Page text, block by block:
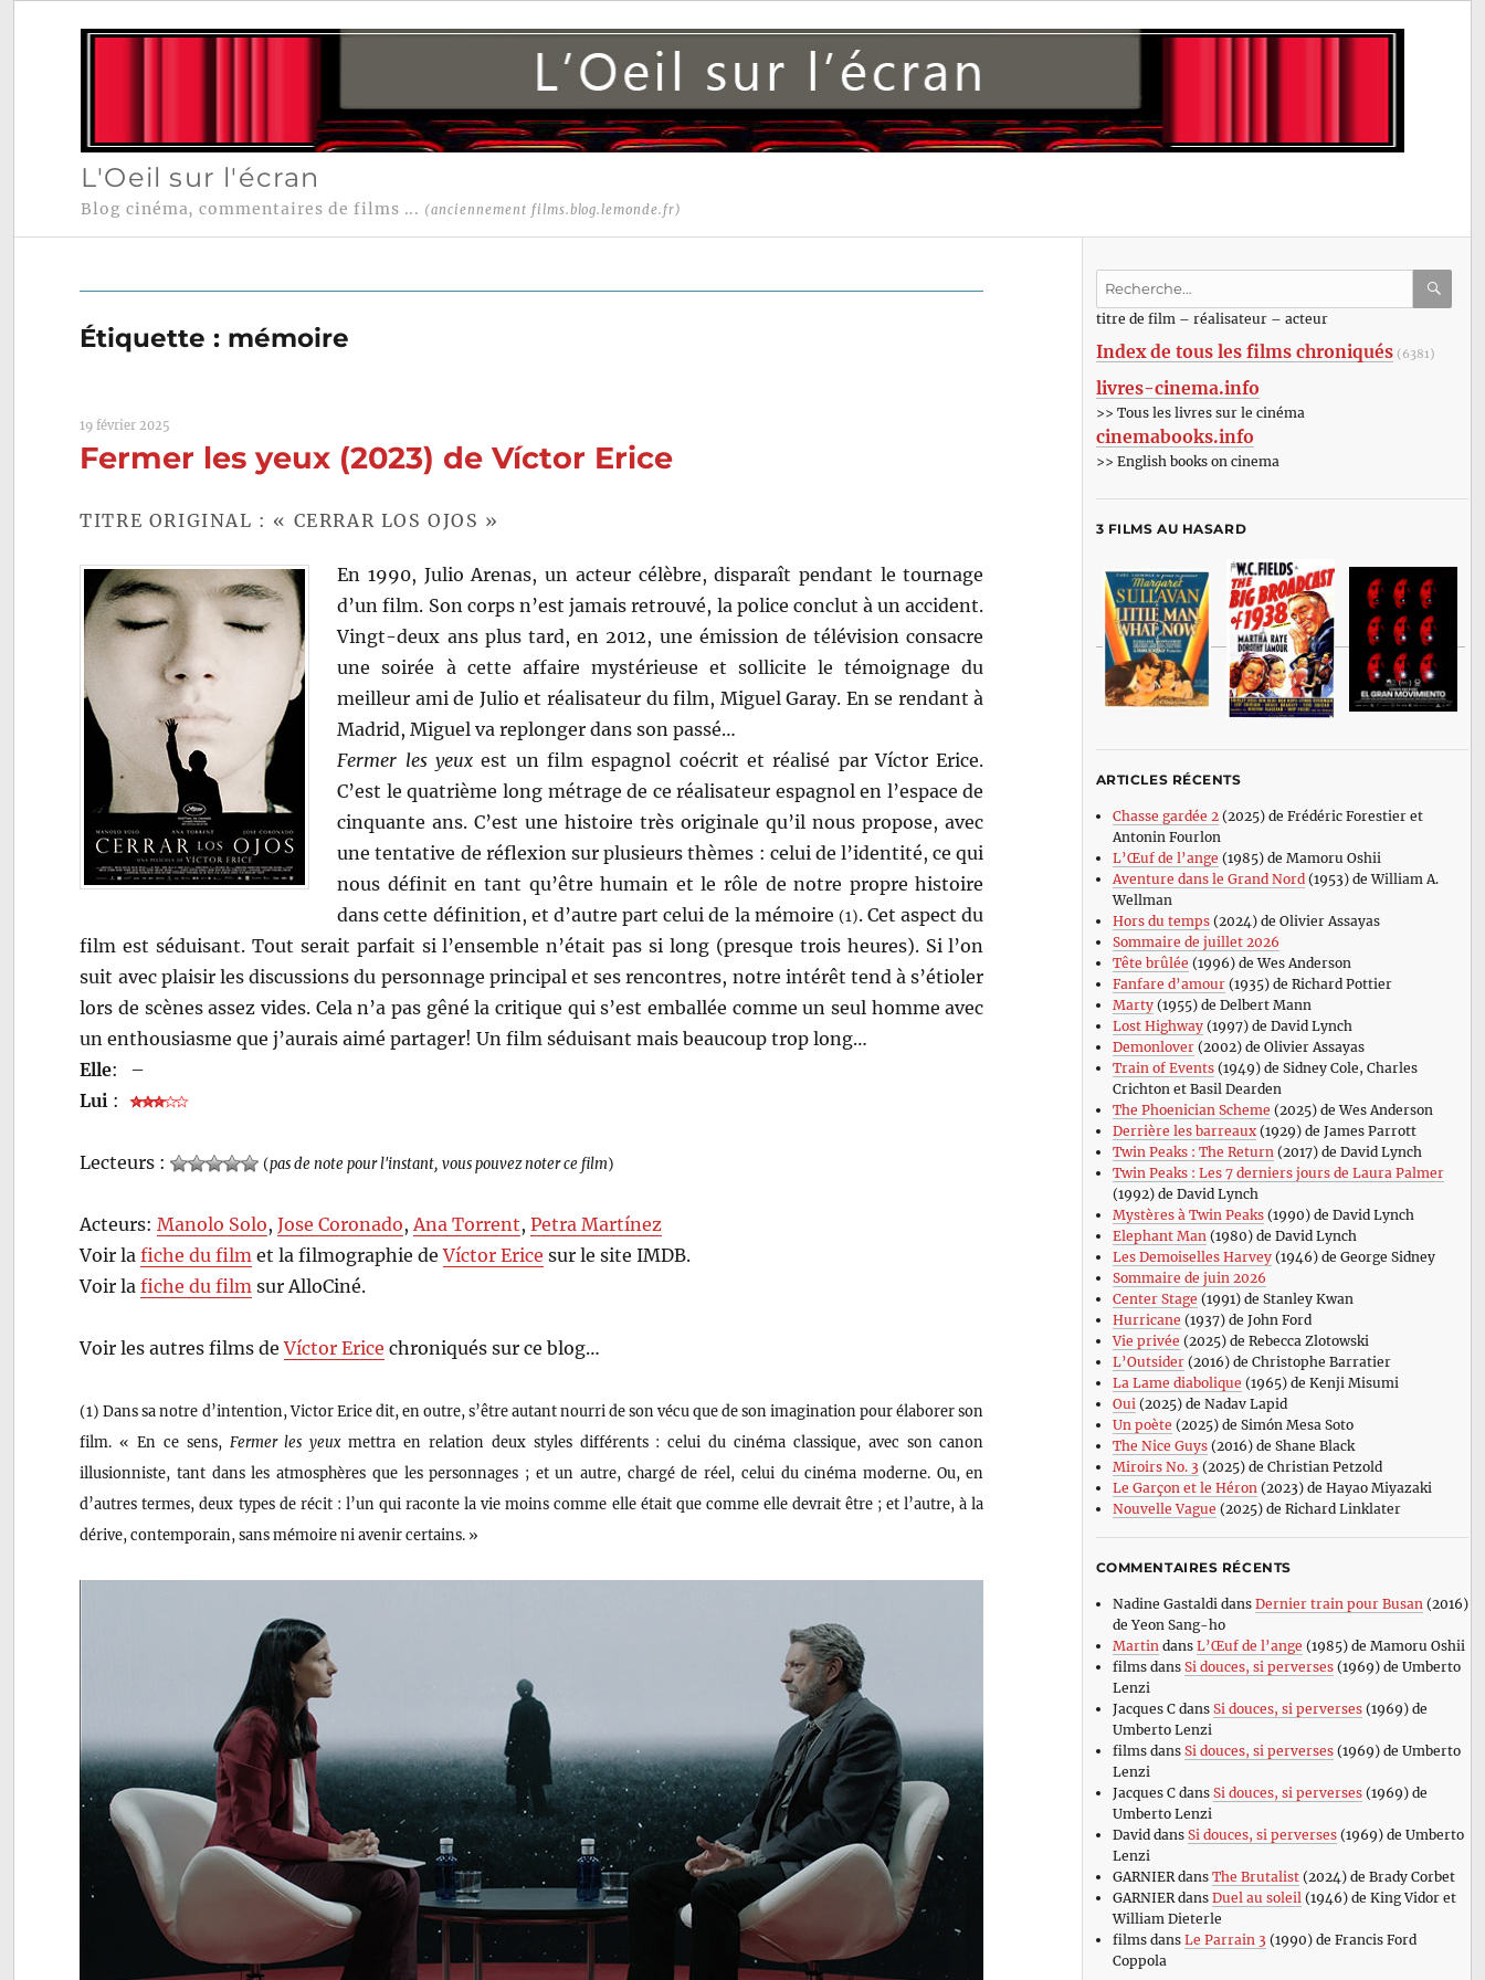
L'Oeil sur l'écran
Blog cinéma, commentaires de films ... (anciennement films.blog.lemonde.fr)
Étiquette : mémoire
19 février 2025
Fermer les yeux (2023) de Víctor Erice
TITRE ORIGINAL : « CERRAR LOS OJOS »
En 1990, Julio Arenas, un acteur célèbre, disparaît pendant le tournage
d’un film. Son corps n’est jamais retrouvé, la police conclut à un accident.
Vingt-deux ans plus tard, en 2012, une émission de télévision consacre
une soirée à cette affaire mystérieuse et sollicite le témoignage du
meilleur ami de Julio et réalisateur du film, Miguel Garay. En se rendant à
Madrid, Miguel va replonger dans son passé…
Fermer les yeux est un film espagnol coécrit et réalisé par Víctor Erice.
C’est le quatrième long métrage de ce réalisateur espagnol en l’espace de
cinquante ans. C’est une histoire très originale qu’il nous propose, avec
une tentative de réflexion sur plusieurs thèmes : celui de l’identité, ce qui
nous définit en tant qu’être humain et le rôle de notre propre histoire
dans cette définition, et d’autre part celui de la mémoire (1). Cet aspect du
film est séduisant. Tout serait parfait si l’ensemble n’était pas si long (presque trois heures). Si l’on
suit avec plaisir les discussions du personnage principal et ses rencontres, notre intérêt tend à s’étioler
lors de scènes assez vides. Cela n’a pas gêné la critique qui s’est emballée comme un seul homme avec
un enthousiasme que j’aurais aimé partager! Un film séduisant mais beaucoup trop long…
Elle:
–
Lui :
Lecteurs : (pas de note pour l'instant, vous pouvez noter ce film)
Acteurs:Manolo Solo,Jose Coronado, Ana Torrent,Petra Martínez
Voir lafiche du film et la filmographie deVíctor Erice sur le site IMDB.
Voir lafiche du film sur AlloCiné.
Voir les autres films deVíctor Erice chroniqués sur ce blog…
(1) Dans sa notre d’intention, Victor Erice dit, en outre, s’être autant nourri de son vécu que de son imagination pour élaborer son
film. « En ce sens, Fermer les yeuxmettra en relation deux styles différents : celui du cinéma classique, avec son canon
illusionniste, tant dans les atmosphères que les personnages ; et un autre, chargé de réel, celui du cinéma moderne. Ou, en
d’autres termes, deux types de récit : l’un qui raconte la vie moins comme elle était que comme elle devrait être ; et l’autre, à la
dérive, contemporain, sans mémoire ni avenir certains. »
Recherche
:titre de film – réalisateur – acteur
Index de tous les films chroniqués (6381)
livres-cinema.info
>> Tous les livres sur le cinéma
cinemabooks.info
>> English books on cinema
3 FILMS AU HASARD
ARTICLES RÉCENTS
Chasse gardée 2(2025) de Frédéric Forestier et
Antonin Fourlon
L’Œuf de l’ange (1985) de Mamoru Oshii
Aventure dans le Grand Nord(1953) de William A.
Wellman
Hors du temps(2024) de Olivier Assayas
Sommaire de juillet 2026
Tête brûlée (1996) de Wes Anderson
Fanfare d’amour(1935) de Richard Pottier
Marty(1955) de Delbert Mann
Lost Highway(1997) de David Lynch
Demonlover(2002) de Olivier Assayas
Train of Events(1949) de Sidney Cole, Charles
Crichton et Basil Dearden
The Phoenician Scheme (2025) de Wes Anderson
Derrière les barreaux(1929) de James Parrott
Twin Peaks : The Return(2017) de David Lynch
Twin Peaks : Les 7 derniers jours de Laura Palmer
(1992) de David Lynch
Mystères à Twin Peaks(1990) de David Lynch
Elephant Man(1980) de David Lynch
Les Demoiselles Harvey(1946) de George Sidney
Sommaire de juin 2026
Center Stage (1991) de Stanley Kwan
Hurricane (1937) de John Ford
Vie privée (2025) de Rebecca Zlotowski
L’Outsider(2016) de Christophe Barratier
La Lame diabolique (1965) de Kenji Misumi
Oui(2025) de Nadav Lapid
Un poète (2025) de Simón Mesa Soto
The Nice Guys(2016) de Shane Black
Miroirs No. 3 (2025) de Christian Petzold
Le Garçon et le Héron(2023) de Hayao Miyazaki
Nouvelle Vague (2025) de Richard Linklater
COMMENTAIRES RÉCENTS
Nadine Gastaldi dans Dernier train pour Busan (2016)
de Yeon Sang-ho
Martin dans L’Œuf de l’ange (1985) de Mamoru Oshii
filmsdans Si douces, si perverses(1969) de Umberto
Lenzi
Jacques Cdans Si douces, si perverses(1969) de
Umberto Lenzi
filmsdans Si douces, si perverses(1969) de Umberto
Lenzi
Jacques Cdans Si douces, si perverses(1969) de
Umberto Lenzi
David dans Si douces, si perverses(1969) de Umberto
Lenzi
GARNIERdans The Brutalist(2024) de Brady Corbet
GARNIERdans Duel au soleil (1946) de King Vidor et
William Dieterle
filmsdans Le Parrain 3 (1990) de Francis Ford
Coppola